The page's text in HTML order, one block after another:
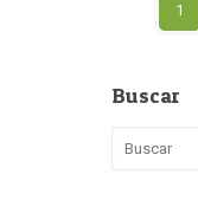
1
Buscar